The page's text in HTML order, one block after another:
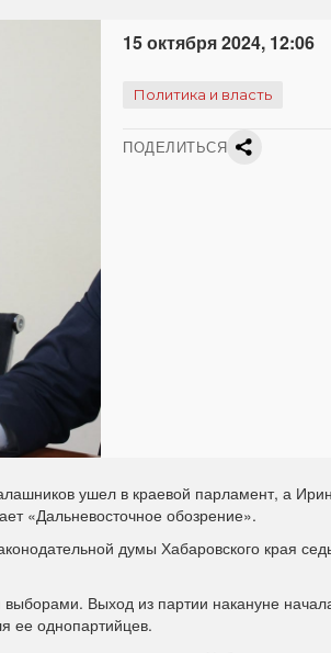
15 октября 2024, 12:06
Политика и власть
ПОДЕЛИТЬСЯ
ушел в краевой парламент, а
«Дальневосточное обозрение».
думы Хабаровского края
Выход из партии накануне
ее однопартийцев.